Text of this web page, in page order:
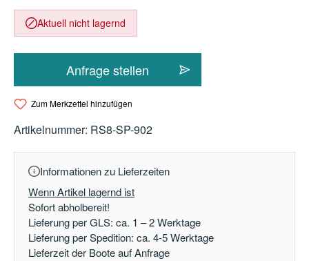
Aktuell nicht lagernd
Anfrage stellen
Zum Merkzettel hinzufügen
Artikelnummer: RS8-SP-902
Informationen zu Lieferzeiten
Wenn Artikel lagernd ist
Sofort abholbereit!
Lieferung per GLS: ca. 1 – 2 Werktage
Lieferung per Spedition: ca. 4-5 Werktage
Lieferzeit der Boote auf Anfrage